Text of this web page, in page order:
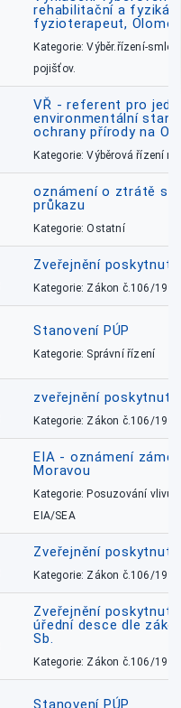
rehabilitační a
fyzioterapeut,
Kategorie: Výběr.řízení-
pojišťov.
VŘ - referent pro
environmentální
ochrany přírody na
Kategorie: Výběrová řízení
oznámení o ztrátě
průkazu
Kategorie: Ostatní
Zveřejnění
Kategorie: Zákon č.106/1999
Stanovení PÚP
Kategorie: Správní řízení
zveřejnění
Kategorie: Zákon č.106/1999
EIA - oznámení
Moravou
Kategorie: Posuzování vlivů
EIA/SEA
Zveřejnění
Kategorie: Zákon č.106/1999
Zveřejnění
úřední desce dle
Sb.
Kategorie: Zákon č.106/1999
Stanovení PÚP